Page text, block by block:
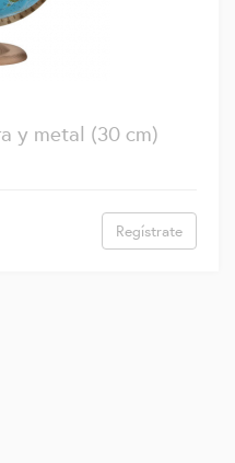
y metal (30 cm)
Regístrate